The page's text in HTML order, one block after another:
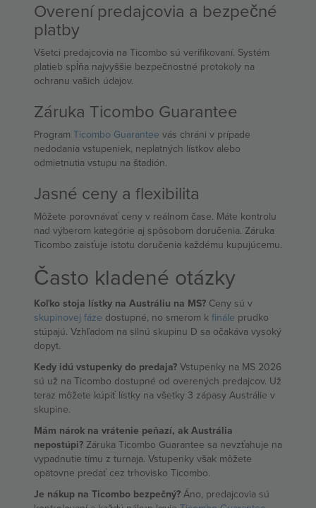
Overení predajcovia a bezpečné
platby
Všetci predajcovia na Ticombo sú verifikovaní. Systém
platieb spĺňa najvyššie bezpečnostné protokoly na
ochranu vašich údajov.
Záruka Ticombo Guarantee
Program Ticombo Guarantee vás chráni v prípade
nedodania vstupeniek, neplatných lístkov alebo
odmietnutia vstupu na štadión.
Jasné ceny a flexibilita
Môžete porovnávať ceny v reálnom čase. Máte kontrolu
nad výberom kategórie aj spôsobom doručenia. Záruka
Ticombo zaisťuje istotu doručenia každému kupujúcemu.
Často kladené otázky
Koľko stoja lístky na Austráliu na MS? Ceny sú v
skupinovej fáze dostupné, no smerom k finále prudko
stúpajú. Vzhľadom na silnú skupinu D sa očakáva vysoký
dopyt.
Kedy idú vstupenky do predaja? Vstupenky na MS 2026
sú už na Ticombo dostupné od overených predajcov. Už
teraz môžete kúpiť lístky na všetky 3 zápasy Austrálie v
skupine.
Mám nárok na vrátenie peňazí, ak Austrália
nepostúpi? Záruka Ticombo Guarantee sa nevzťahuje na
vypadnutie tímu z turnaja. Vstupenky však môžete
opätovne predať cez trhovisko Ticombo.
Je nákup na Ticombo bezpečný? Áno, predajcovia sú